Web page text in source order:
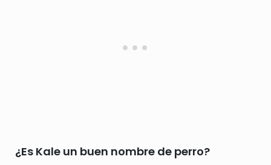
¿Es Kale un buen nombre de perro?